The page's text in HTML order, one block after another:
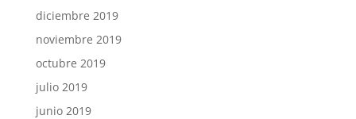
diciembre 2019
noviembre 2019
octubre 2019
julio 2019
junio 2019